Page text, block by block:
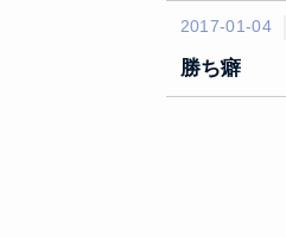
2017-01-04
勝ち癖